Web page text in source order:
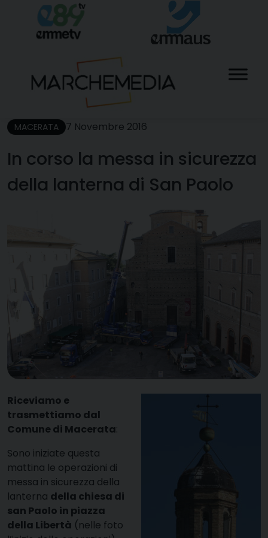
content
MACERATA 7 Novembre 2016
In corso la messa in sicurezza
della lanterna di San Paolo
Riceviamo e
trasmettiamo dal
Comune di Macerata:
Sono iniziate questa
mattina le operazioni di
messa in sicurezza della
lanterna della chiesa di
san Paolo in piazza
della Libertà (nelle foto